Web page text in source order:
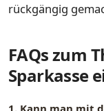
rückgängig
FAQs zum
Sparkasse